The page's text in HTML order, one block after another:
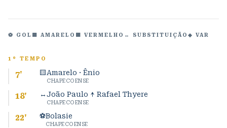
⚽ GOL 🟨 AMARELO 🟥 VERMELHO ↔ SUBSTITUIÇÃO ◆ VAR
1º TEMPO
7' 🟨Amarelo · Ênio
CHAPECOENSE
18' ↔João Paulo ↑ Rafael Thyere
CHAPECOENSE
22' ⚽Bolasie
CHAPECOENSE